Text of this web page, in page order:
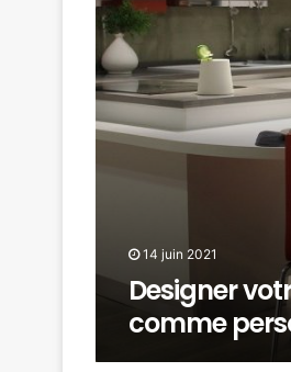
14 juin 2021
Designer
comme